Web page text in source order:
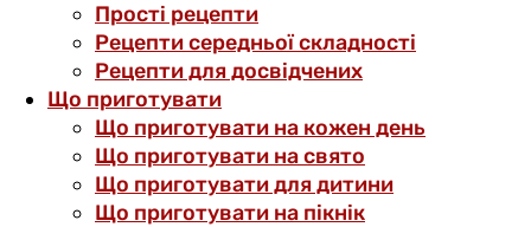
Прості рецепти
Рецепти середньої складності
Рецепти для досвідчених
Що приготувати
Що приготувати на кожен день
Що приготувати на свято
Що приготувати для дитини
Що приготувати на пікнік